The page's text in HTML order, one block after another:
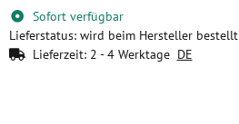
Sofort verfügbar
Lieferstatus: wird beim Hersteller bestellt
Lieferzeit: 2 - 4 Werktage DE